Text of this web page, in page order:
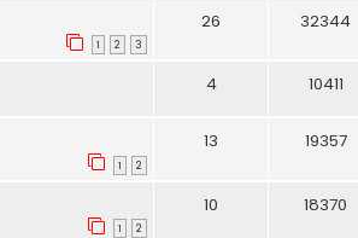
1 2 3
26 32344
4 10411
1 2
13 19357
1 2
10 18370